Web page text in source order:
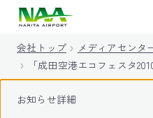
会社トップ メディアセンタ
「成田空港エコフェスタ
お知らせ詳細